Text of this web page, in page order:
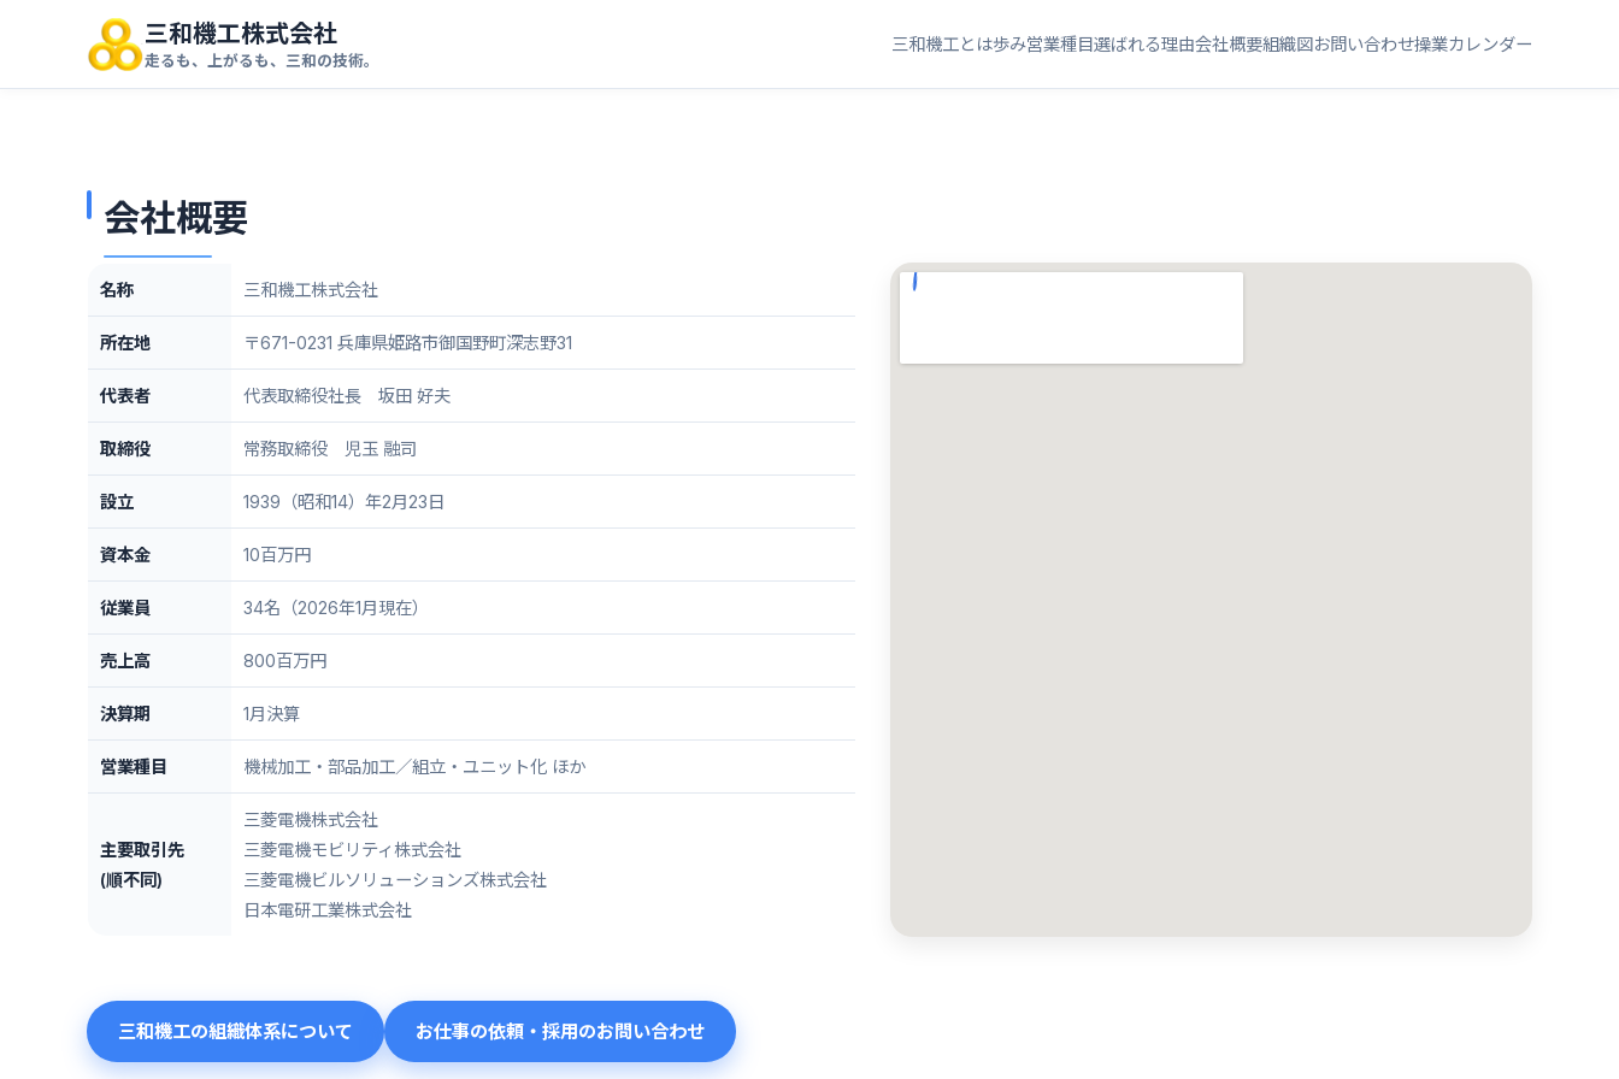
三和機工株式会社
走るも、上がるも、三和の技術。
三和機工とは歩み営業種目選ばれる理由会社概要組織図お問い合わせ操業カレンダー
会社概要
名称 三和機工株式会社
所在地 〒671-0231 兵庫県姫路市御国野町深志野31
代表者 代表取締役社長 坂田 好夫
取締役 常務取締役 児玉 融司
設立 1939（昭和14）年2月23日
資本金 10百万円
従業員 34名（2026年1月現在）
売上高 800百万円
決算期 1月決算
営業種目 機械加工・部品加工／組立・ユニット化 ほか
主要取引先
(順不同)
三菱電機株式会社
三菱電機モビリティ株式会社
三菱電機ビルソリューションズ株式会社
日本電研工業株式会社
三和機工の組織体系について お仕事の依頼・採用のお問い合わせ